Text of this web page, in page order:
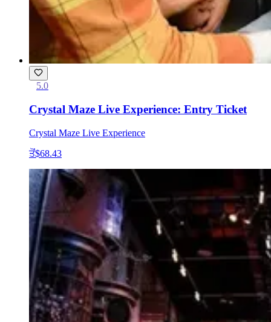
5.0
Crystal Maze Live Experience: Entry Ticket
Crystal Maze Live Experience
ਤੋਂ$68.43